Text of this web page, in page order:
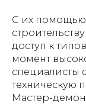
С их помощью
доступ к
момент
специалисты
техническую
Мастер-